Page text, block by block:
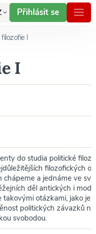
Přihlásit se
I
I
do studia politické
filozofických
chápeme a jednáme ve
děl antických i
takovými otázkami, jako je
politických závazků
svobodou.